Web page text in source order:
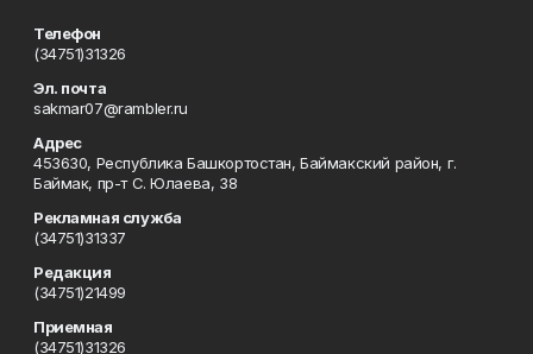
Телефон
(34751)31326
Эл. почта
sakmar07@rambler.ru
Адрес
453630, Республика Башкортостан, Баймакский район, г.
Баймак, пр-т С. Юлаева, 38
Рекламная служба
(34751)31337
Редакция
(34751)21499
Приемная
(34751)31326